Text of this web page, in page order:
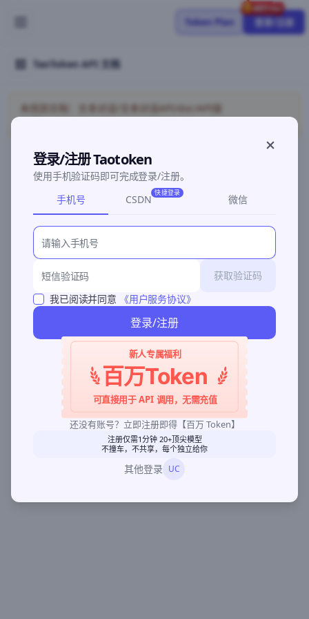
Token Plan 登录/注册
TaoToken API 文档
未找到文档：文本对话/文本对话API/doc/API接
©2026 深圳灵明智码科技有限公司粤ICP备2026096960号-3
登录/注册 Taotoken
使用手机验证码即可完成登录/注册。
手机号
CSDN
快捷登录
微信
获取验证码
我已阅读并同意
《用户服务协议》
登录/注册
新人专属福利
百万Token
可直接用于 API 调用，无需充值
还没有账号？立即注册即得【百万 Token】
注册仅需1分钟 20+顶尖模型
不撞车，不共享，每个独立给你
其他登录 UC